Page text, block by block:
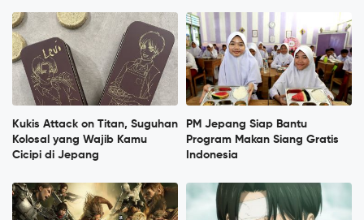
Kukis Attack on Titan, Suguhan
Kolosal yang Wajib Kamu
Cicipi di Jepang
PM Jepang Siap Bantu
Program Makan Siang Gratis
Indonesia